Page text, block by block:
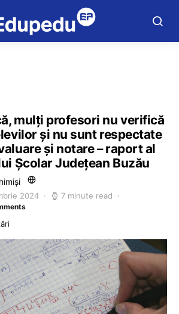
mulți profesori nu verifică
și nu sunt respectate
și notare – raport al
Școlar Județean Buzău
2024 7 minute read